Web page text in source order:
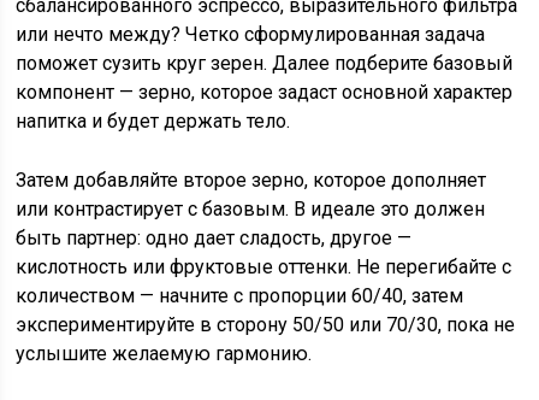
сбалансированного эспрессо, выразительного фильтра
или нечто между? Четко сформулированная задача
поможет сузить круг зерен. Далее подберите базовый
компонент — зерно, которое задаст основной характер
напитка и будет держать тело.
Затем добавляйте второе зерно, которое дополняет
или контрастирует с базовым. В идеале это должен
быть партнер: одно дает сладость, другое —
кислотность или фруктовые оттенки. Не перегибайте с
количеством — начните с пропорции 60/40, затем
экспериментируйте в сторону 50/50 или 70/30, пока не
услышите желаемую гармонию.